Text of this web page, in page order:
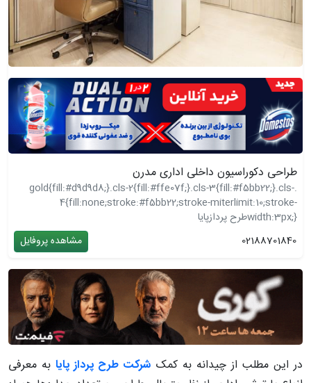
طراحی دکوراسیون داخلی اداری مدرن
.gold{fill:#d9d9d8;}.cls-2{fill:#ffe07f;}.cls-3{fill:#f5bb22;}.cls-
4{fill:none;stroke:#f5bb22;stroke-miterlimit:10;stroke-
width:3px;}طرح پردازپایا
02188701840
مشاهده پروفایل
در این مطلب از چیدانه به کمک شرکت طرح پرداز پایابه معرفی